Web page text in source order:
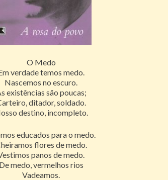
O Medo
verdade temos medo.
Nascemos no escuro.
existências são poucas;
ditador, soldado.
destino, incompleto.
educados para o medo.
flores de medo.
panos de medo.
De medo, vermelhos rios
Vadeamos.